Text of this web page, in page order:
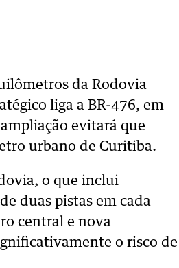
da Rodovia
liga a BR-476, em
evitará que
urbano de Curitiba.
o que inclui
duas pistas em cada
central e nova
o risco de